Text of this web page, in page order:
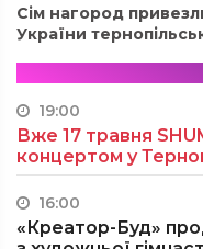
Сім нагород
України
19:00
Вже 17 травня
концертом у
16:00
«Креатор-Буд»